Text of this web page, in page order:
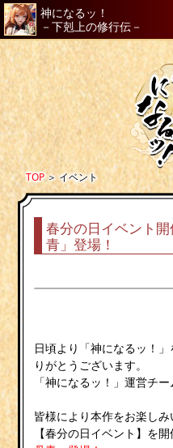
神になるッ！
－下剋上の修行伝－
TOP＞イベント
春分の日イベント
青」登場！
日頃より「神になるッ！
りがとうございます。
「神になるッ！」運営チー
皆様により本作をお楽しみ
【春分の日イベント】を